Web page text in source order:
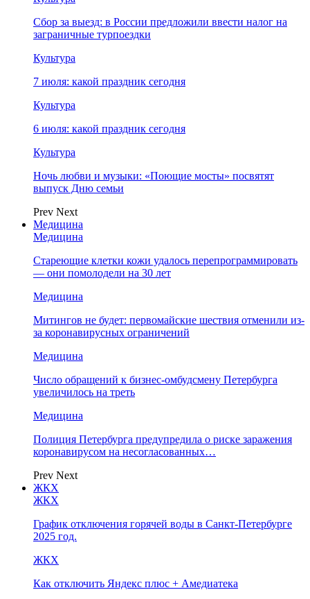
Сбор за выезд: в России предложили ввести налог на
заграничные турпоездки
Культура
7 июля: какой праздник сегодня
Культура
6 июля: какой праздник сегодня
Культура
Ночь любви и музыки: «Поющие мосты» посвятят
выпуск Дню семьи
Prev Next
Медицина
Медицина
Стареющие клетки кожи удалось перепрограммировать
— они помолодели на 30 лет
Медицина
Митингов не будет: первомайские шествия отменили из-
за коронавирусных ограничений
Медицина
Число обращений к бизнес-омбудсмену Петербурга
увеличилось на треть
Медицина
Полиция Петербурга предупредила о риске заражения
коронавирусом на несогласованных…
Prev Next
ЖКХ
ЖКХ
График отключения горячей воды в Санкт-Петербурге
2025 год.
ЖКХ
Как отключить Яндекс плюс + Амедиатека